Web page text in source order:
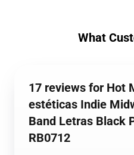
What
17 reviews for Hot
estéticas Indie
Band Letras Black
RB0712